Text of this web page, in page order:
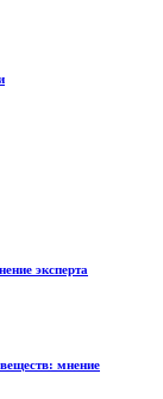
эксперта
мнение